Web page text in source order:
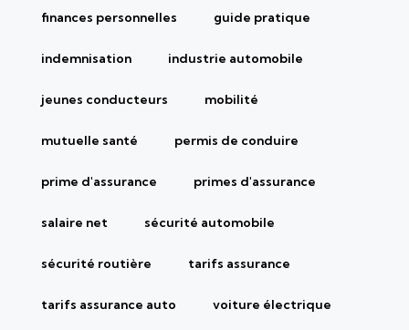
finances personnelles guide pratique
indemnisation industrie automobile
jeunes conducteurs mobilité
mutuelle santé permis de conduire
prime d'assurance primes d'assurance
salaire net sécurité automobile
sécurité routière tarifs assurance
tarifs assurance auto voiture électrique